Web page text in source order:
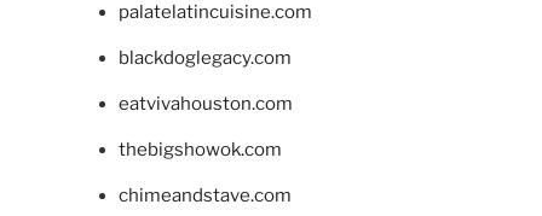
palatelatincuisine.com
blackdoglegacy.com
eatvivahouston.com
thebigshowok.com
chimeandstave.com